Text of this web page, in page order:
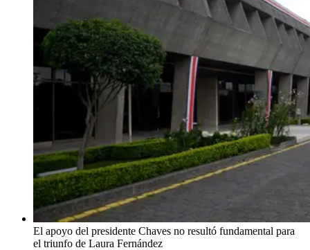
El apoyo del presidente Chaves no resultó fundamental para
el triunfo de Laura Fernández